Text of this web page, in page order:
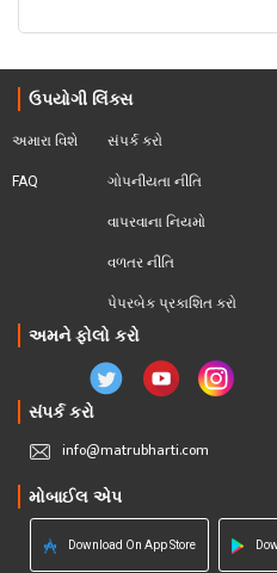
ઉપયોગી લિંક્સ
અમારા વિશે
FAQ
સંપર્ક કરો
ગોપનીયતા નીતિ
વાપરવાના નિયમો
વળતર નીતિ
પેપરબેક પ્રકાશિત કરો
અમને ફોલો કરો
સંપર્ક કરો
info@matrubharti.com
મોબાઈલ એપ
Download On App Store